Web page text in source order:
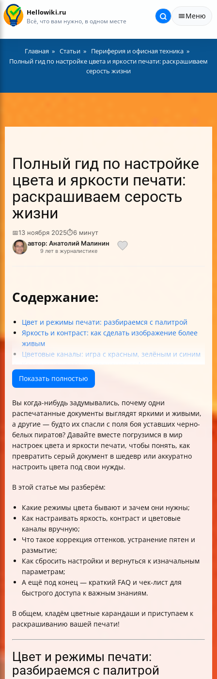
Hellowiki.ru
Всё, что вам нужно, в одном месте
Меню
Главная Статьи
Периферия и офисная техника
Полный гид по настройке цвета и яркости печати: раскрашиваем
серость жизни
Полный гид по настройке
цвета и яркости печати:
раскрашиваем серость
жизни
📅13 ноября 2025⏱6 минут
автор: Анатолий Малинин
9 лет в журналистике
Содержание:
Цвет и режимы печати: разбираемся с палитрой
Яркость и контраст: как сделать изображение более
живым
Цветовые каналы: игра с красным, зелёным и синим
Коррекция цвета и устранение дефектов: магия
цифрового художника
Как вручную настроить цвет и яркость: шаг за шагом
Быстрая печать и выбор параметров: когда хочется
всё по щелчку
Таблица сравнения основных параметров настройки
цвета и яркости
Часто задаваемые вопросы (FAQ)
Чек-лист: оптимальная настройка цвета и яркости
Показать полностью
Вы когда-нибудь задумывались, почему одни
распечатанные документы выглядят яркими и живыми,
а другие — будто их спасли с поля боя уставших черно-
белых пиратов? Давайте вместе погрузимся в мир
настроек цвета и яркости печати, чтобы понять, как
превратить серый документ в шедевр или аккуратно
настроить цвета под свои нужды.
В этой статье мы разберём:
Какие режимы цвета бывают и зачем они нужны;
Как настраивать яркость, контраст и цветовые
каналы вручную;
Что такое коррекция оттенков, устранение пятен и
размытие;
Как сбросить настройки и вернуться к изначальным
параметрам;
А ещё под конец — краткий FAQ и чек-лист для
быстрого доступа к важным знаниям.
В общем, кладём цветные карандаши и приступаем к
раскрашиванию вашей печати!
Цвет и режимы печати:
разбираемся с палитрой